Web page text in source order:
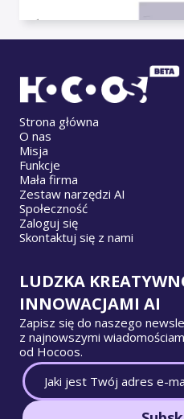
Strona główna
O nas
Misja
Funkcje
Mała firma
Zestaw narzędzi AI
Społeczność
Zaloguj się
Skontaktuj się z nami
LUDZKA
INNOWACJAMI AI
Zapisz się do naszego
z najnowszymi
od Hocoos.